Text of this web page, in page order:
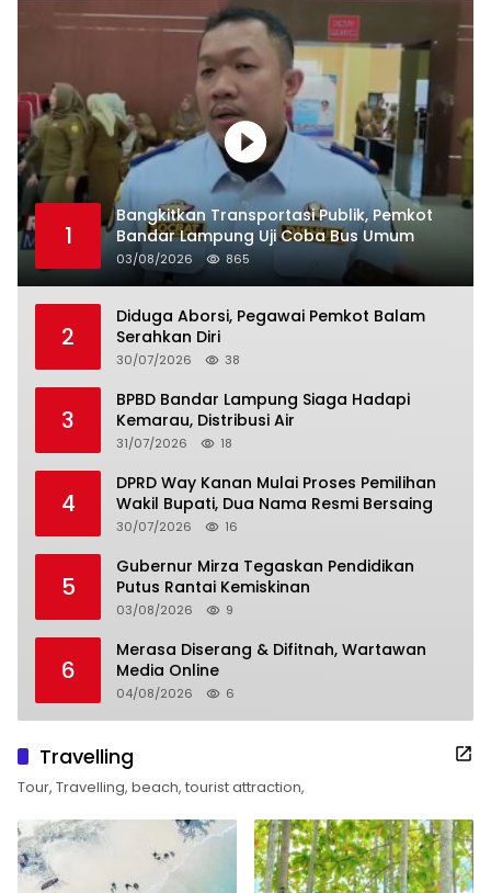
1
Bangkitkan Transportasi Publik, Pemkot
Bandar Lampung Uji Coba Bus Umum
03/08/2026 865
2
Diduga Aborsi, Pegawai Pemkot Balam
Serahkan Diri
30/07/2026 38
3
BPBD Bandar Lampung Siaga Hadapi
Kemarau, Distribusi Air
31/07/2026 18
4
DPRD Way Kanan Mulai Proses Pemilihan
Wakil Bupati, Dua Nama Resmi Bersaing
30/07/2026 16
5
Gubernur Mirza Tegaskan Pendidikan
Putus Rantai Kemiskinan
03/08/2026 9
6
Merasa Diserang & Difitnah, Wartawan
Media Online
04/08/2026 6
Travelling
Tour, Travelling, beach, tourist attraction,